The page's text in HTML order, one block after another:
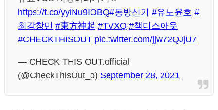
https://t.co/yyiNu9IOBQ#동방신기 #유노윤호 #
최강창민 #東方神起 #TVXQ #책디스아웃
#CHECKTHISOUT pic.twitter.com/jjw72QJjU7
— CHECK THIS OUT.official
(@CheckThisOut_o) September 28, 2021